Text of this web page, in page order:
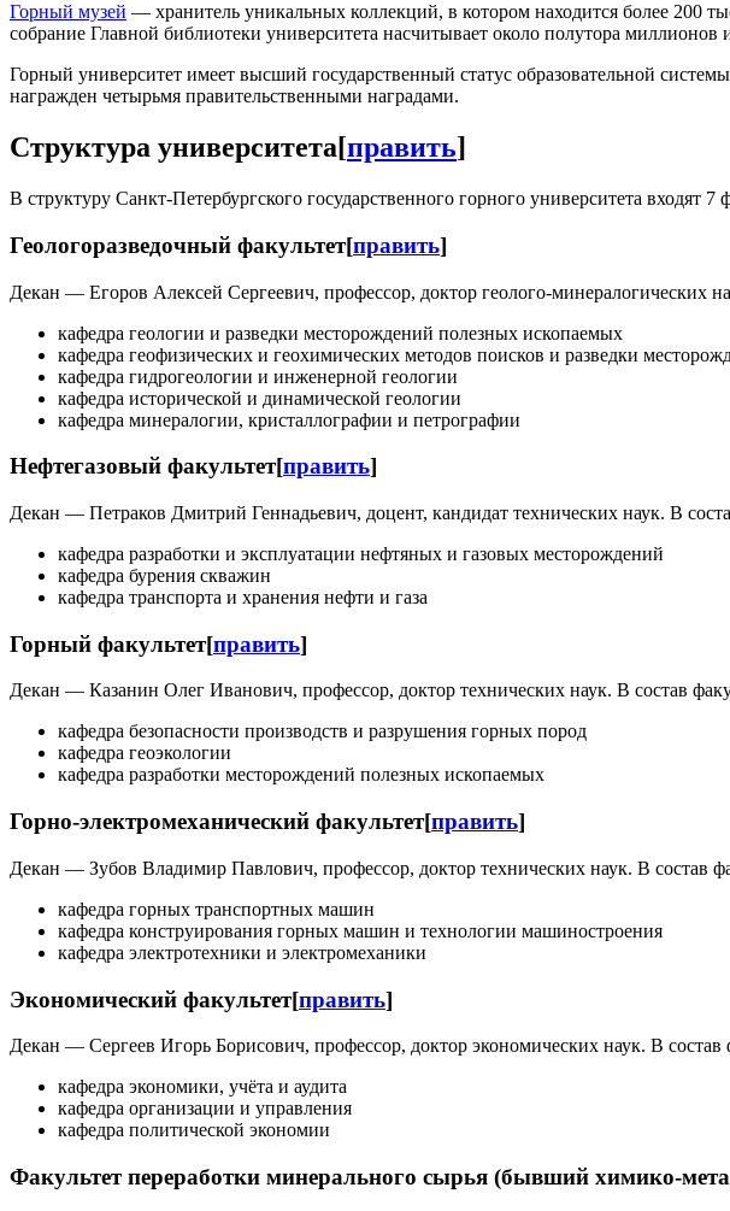
Горный музей — хранитель уникальных коллекций, в котором находится более 200
собрание Главной библиотеки университета насчитывает около полутора миллионов
Горный университет имеет высший государственный статус образовательной
награжден четырьмя правительственными наградами.
Структура университета[править]
В структуру Санкт-Петербургского государственного горного университета входят 7
Геологоразведочный факультет[править]
Декан — Егоров Алексей Сергеевич, профессор, доктор геолого-минералогических
кафедра геологии и разведки месторождений полезных ископаемых
кафедра геофизических и геохимических методов поисков и разведки
кафедра гидрогеологии и инженерной геологии
кафедра исторической и динамической геологии
кафедра минералогии, кристаллографии и петрографии
Нефтегазовый факультет[править]
Декан — Петраков Дмитрий Геннадьевич, доцент, кандидат технических наук. В
кафедра разработки и эксплуатации нефтяных и газовых месторождений
кафедра бурения скважин
кафедра транспорта и хранения нефти и газа
Горный факультет[править]
Декан — Казанин Олег Иванович, профессор, доктор технических наук. В состав
кафедра безопасности производств и разрушения горных пород
кафедра геоэкологии
кафедра разработки месторождений полезных ископаемых
Горно-электромеханический факультет[править]
Декан — Зубов Владимир Павлович, профессор, доктор технических наук. В состав
кафедра горных транспортных машин
кафедра конструирования горных машин и технологии машиностроения
кафедра электротехники и электромеханики
Экономический факультет[править]
Декан — Сергеев Игорь Борисович, профессор, доктор экономических наук. В состав
кафедра экономики, учёта и аудита
кафедра организации и управления
кафедра политической экономии
Факультет переработки минерального сырья (бывший химико-